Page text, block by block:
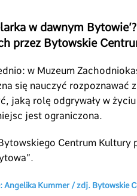
w dawnym
przez Bytowskie
w Muzeum
się nauczyć rozpoznawać
jaką rolę odgrywały w
jest ograniczona.
Centrum Kultury
Angelika Kummer / zdj. Bytowskie